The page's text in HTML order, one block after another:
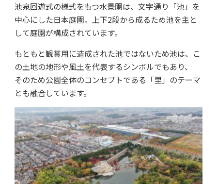
池泉回遊式の様式をもつ水景園は、文字通り「池」を
中心にした日本庭園。上下2段から成るため池を主と
して庭園が構成されています。
もともと観賞用に造成された池ではないため池は、こ
の土地の地形や風土を代表するシンボルでもあり、
そのため公園全体のコンセプトである「里」のテーマ
とも融合しています。